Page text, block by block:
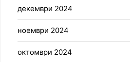
декември 2024
ноември 2024
октомври 2024